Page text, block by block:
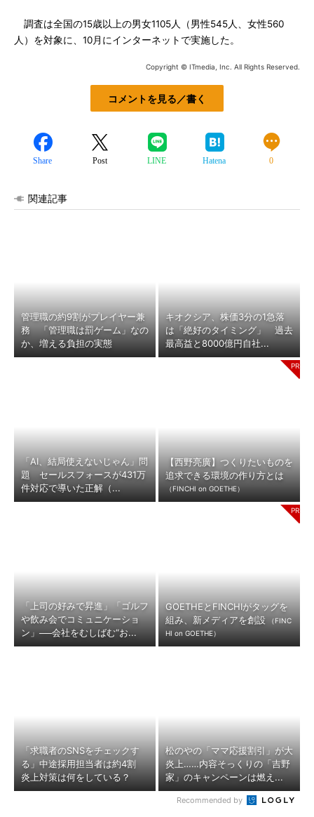
調査は全国の15歳以上の男女1105人（男性545人、女性560
人）を対象に、10月にインターネットで実施した。
Copyright © ITmedia, Inc. All Rights Reserved.
コメントを見る／書く
Share Post LINE Hatena 0
関連記事
管理職の約9割がプレイヤー兼
務 「管理職は罰ゲーム」なの
か、増える負担の実態
キオクシア、株価3分の1急落
は「絶好のタイミング」 過去
最高益と8000億円自社...
「AI、結局使えないじゃん」問
題 セールスフォースが431万
件対応で導いた正解（...
【西野亮廣】つくりたいものを
追求できる環境の作り方とは
（FINCHI on GOETHE）
「上司の好みで昇進」「ゴルフ
や飲み会でコミュニケーショ
ン」──会社をむしばむ“お...
GOETHEとFINCHIがタッグを
組み、新メディアを創設
（FINC
HI on GOETHE）
「求職者のSNSをチェックす
る」中途採用担当者は約4割
炎上対策は何をしている？
松のやの「ママ応援割引」が大
炎上……内容そっくりの「吉野
家」のキャンペーンは燃え...
Recommended by